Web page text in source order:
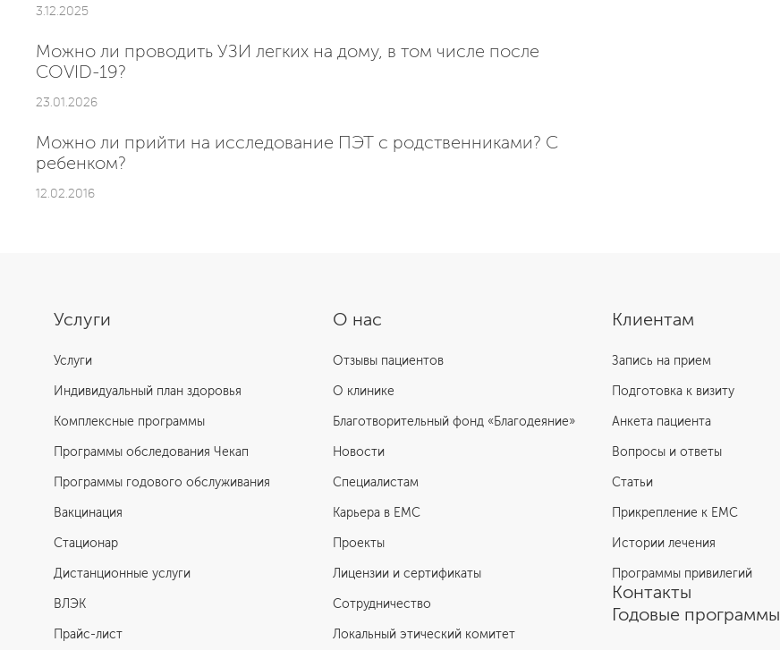
3.12.2025
Можно ли проводить УЗИ легких на дому, в том числе после
COVID-19?
23.01.2026
Можно ли прийти на исследование ПЭТ с родственниками? С
ребенком?
12.02.2016
О нас
Отзывы пациентов
О клинике
Благотворительный фонд «Благодеяние»
Новости
Специалистам
Карьера в ЕМС
Проекты
Лицензии и сертификаты
Сотрудничество
Локальный этический комитет
Услуги
Услуги
Индивидуальный план здоровья
Комплексные программы
Программы обследования Чекап
Программы годового обслуживания
Вакцинация
Стационар
Дистанционные услуги
ВЛЭК
Прайс-лист
Клиентам
Запись на прием
Подготовка к визиту
Анкета пациента
Вопросы и ответы
Статьи
Прикрепление к EMC
Истории лечения
Программы привилегий
Контакты
Годовые программы